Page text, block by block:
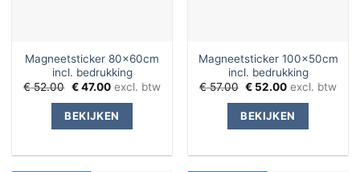
Magneetsticker 80x60cm
incl. bedrukking
€52.00 Oorspronkelijke
was:
€ 52.00.
€47.00Huidige
is:
€ 47.00.
excl. btw
BEKIJKEN
Magneetsticker 100x50cm
incl. bedrukking
€57.00 Oorspronkelijke
was:
€ 57.00.
€ 52.00Huidige
is:
€ 52.00.
excl. btw
BEKIJKEN